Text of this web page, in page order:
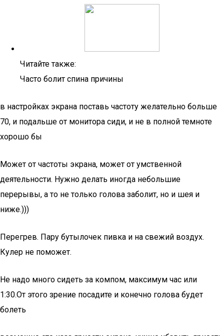
Читайте также:
Часто болит спина причины
в настройках экрана поставь частоту желательно больше
70, и подальше от монитора сиди, и не в полной темноте
хорошо бы
Может от частоты экрана, может от умственной
деятельности. Нужно делать иногда небольшие
перерывы, а то не только голова заболит, но и шея и
ниже.)))
Перегрев. Пару бутылочек пивка и на свежий воздух.
Кулер не поможет.
Не надо много сидеть за компом, максимум час или
1:30.От этого зрение посадите и конечно голова будет
болеть